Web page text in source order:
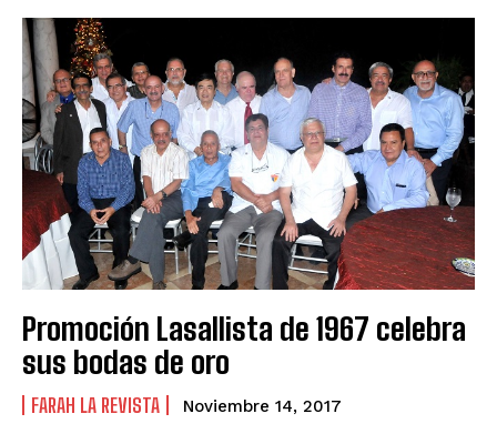
Promoción Lasallista de 1967 celebra
sus bodas de oro
FARAH LA REVISTA Noviembre 14, 2017